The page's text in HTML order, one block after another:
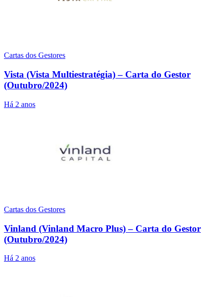
Cartas dos Gestores
Vista (Vista Multiestratégia) – Carta do Gestor
(Outubro/2024)
Há 2 anos
Cartas dos Gestores
Vinland (Vinland Macro Plus) – Carta do Gestor
(Outubro/2024)
Há 2 anos